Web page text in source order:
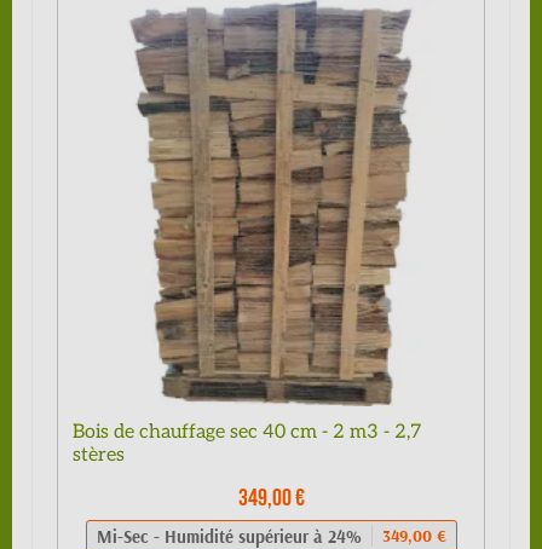
Bois de chauffage sec 40 cm - 2 m3 - 2,7
stères
349,00 €
Mi-Sec - Humidité supérieur à 24% 349,00 €